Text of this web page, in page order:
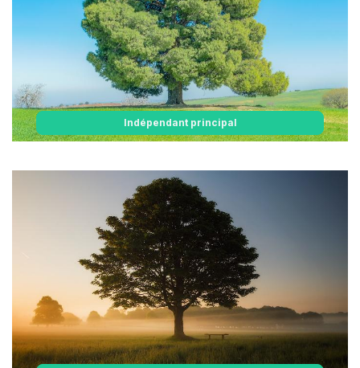
Indépendant principal